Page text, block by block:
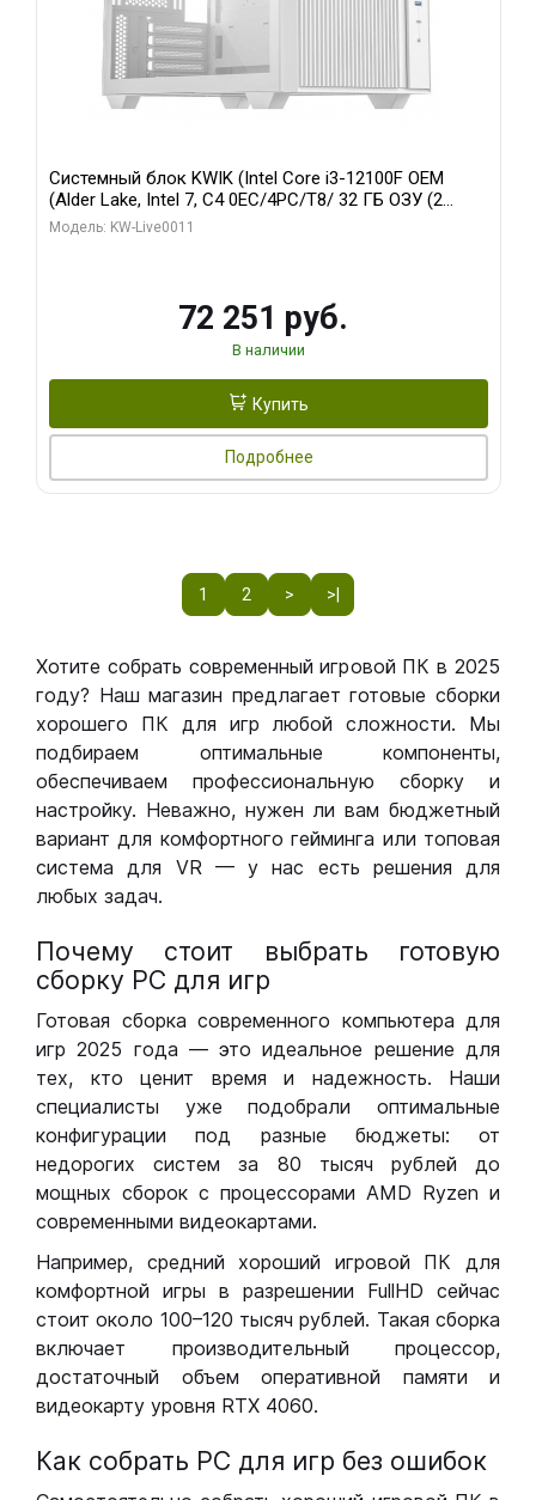
Системный блок KWIK (Intel Core i3-12100F OEM
(Alder Lake, Intel 7, C4 0EC/4PC/T8/ 32 ГБ ОЗУ (2
модуля)/ MSI RTX3050 VENTUS 2X E OC 6GB GDDR6
Модель: KW-Live0011
72 251 руб.
В наличии
Купить
Подробнее
1 2 > >|
Хотите собрать современный игровой ПК в 2025
году? Наш магазин предлагает готовые сборки
хорошего ПК для игр любой сложности. Мы
подбираем оптимальные компоненты,
обеспечиваем профессиональную сборку и
настройку. Неважно, нужен ли вам бюджетный
вариант для комфортного гейминга или топовая
система для VR — у нас есть решения для
любых задач.
Почему стоит выбрать готовую
сборку РС для игр
Готовая сборка современного компьютера для
игр 2025 года — это идеальное решение для
тех, кто ценит время и надежность. Наши
специалисты уже подобрали оптимальные
конфигурации под разные бюджеты: от
недорогих систем за 80 тысяч рублей до
мощных сборок с процессорами AMD Ryzen и
современными видеокартами.
Например, средний хороший игровой ПК для
комфортной игры в разрешении FullHD сейчас
стоит около 100–120 тысяч рублей. Такая сборка
включает производительный процессор,
достаточный объем оперативной памяти и
видеокарту уровня RTX 4060.
Как собрать РС для игр без ошибок